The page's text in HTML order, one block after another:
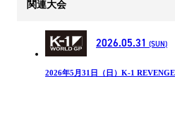
関連大会
2026.05.31 (SUN)
2026年5月31日（日）K-1 REVENGE